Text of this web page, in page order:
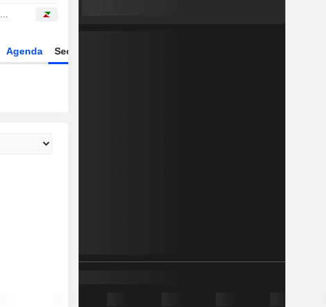
Accor se contrae tras unos resultados dispares
Agenda Sector